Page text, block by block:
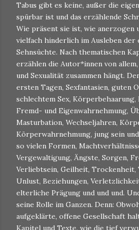
Tabus gibt es keine, außer die
spürbar ist und das erzählende
Wie präsent sie ist, wie anerzogen
vielfach hinderlich im Ausleben der
Sehnsüchte. Nach thematischen
erzählen die Autor*innen von
und Sexualität zusammen hängt.
ersten Tagen, Sexfantasien, guten
schlechtem Sex,
Fremd- und Eigenwahrnehmung,
Masturbation, Wechseljahren,
Körperwahrnehmung, jung sein
so vielen Formen,
Vergewaltigung, Ängste, Sorgen,
Verliebtsein, Geilheit, Trockenheit,
Unlust, Beziehungen,
elterliche Prägung und und und.
seine Rolle im Ganzen. Denn:
aufgeklärte, offene Gesellschaft
Kapitel und Texte, wie die tief